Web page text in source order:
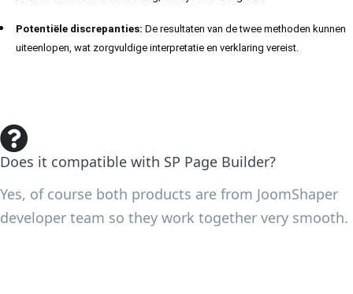
Potentiële discrepanties: De resultaten van de twee methoden kunnen
uiteenlopen, wat zorgvuldige interpretatie en verklaring vereist.
Does it compatible with SP Page Builder?
Yes, of course both products are from JoomShaper
developer team so they work together very smooth.